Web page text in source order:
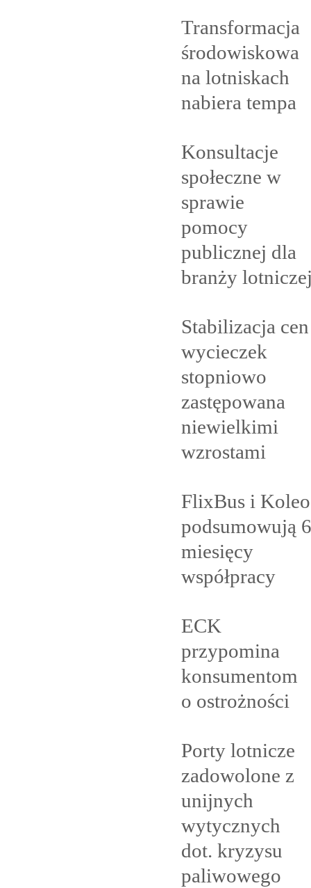
Transformacja
środowiskowa
na lotniskach
nabiera tempa
Konsultacje
społeczne w
sprawie
pomocy
publicznej dla
branży
Stabilizacja cen
wycieczek
stopniowo
zastępowana
niewielkimi
wzrostami
FlixBus i Koleo
podsumowują 6
miesięcy
współpracy
ECK
przypomina
konsumentom
o ostrożności
Porty lotnicze
zadowolone z
unijnych
wytycznych
dot. kryzysu
paliwowego